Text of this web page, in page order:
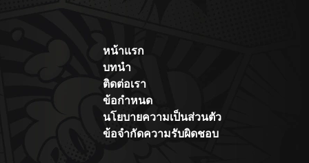
หน้าแรก
บทนำ
ติดต่อเรา
ข้อกำหนด
นโยบายความเป็นส่วนตัว
ข้อจำกัดความรับผิดชอบ